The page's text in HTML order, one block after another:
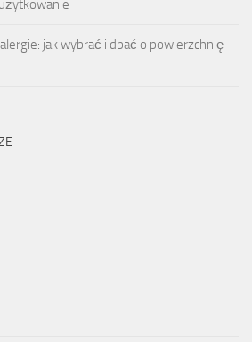
jak wybrać i dbać o powierzchnię